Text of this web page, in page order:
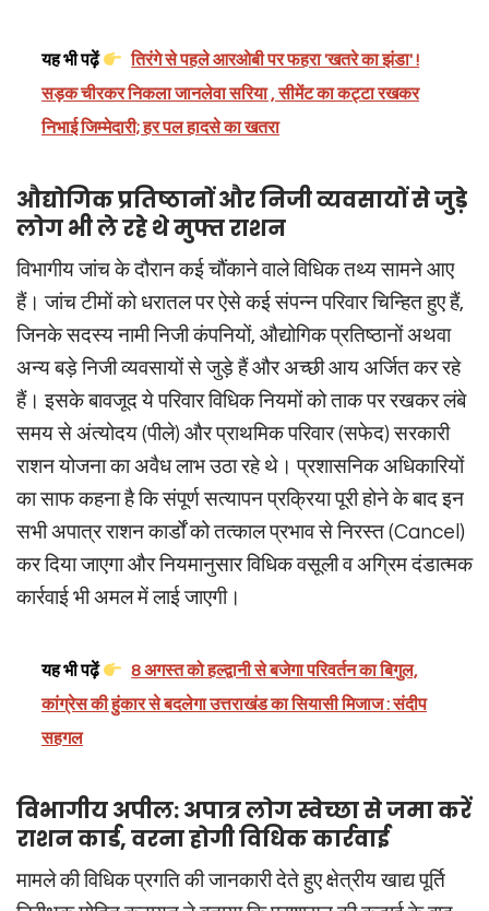
यह भी पढ़ें
तिरंगे से पहले आरओबी पर फहरा 'खतरे का झंडा' !
सड़क चीरकर निकला जानलेवा सरिया , सीमेंट का कट्टा रखकर
निभाई जिम्मेदारी; हर पल हादसे का खतरा
औद्योगिक प्रतिष्ठानों और निजी व्यवसायों से जुड़े
लोग भी ले रहे थे मुफ्त राशन
विभागीय जांच के दौरान कई चौंकाने वाले विधिक तथ्य सामने आए
हैं। जांच टीमों को धरातल पर ऐसे कई संपन्न परिवार चिन्हित हुए हैं,
जिनके सदस्य नामी निजी कंपनियों, औद्योगिक प्रतिष्ठानों अथवा
अन्य बड़े निजी व्यवसायों से जुड़े हैं और अच्छी आय अर्जित कर रहे
हैं। इसके बावजूद ये परिवार विधिक नियमों को ताक पर रखकर लंबे
समय से अंत्योदय (पीले) और प्राथमिक परिवार (सफेद) सरकारी
राशन योजना का अवैध लाभ उठा रहे थे। प्रशासनिक अधिकारियों
का साफ कहना है कि संपूर्ण सत्यापन प्रक्रिया पूरी होने के बाद इन
सभी अपात्र राशन कार्डों को तत्काल प्रभाव से निरस्त (Cancel)
कर दिया जाएगा और नियमानुसार विधिक वसूली व अग्रिम दंडात्मक
कार्रवाई भी अमल में लाई जाएगी।
यह भी पढ़ें
8 अगस्त को हल्द्वानी से बजेगा परिवर्तन का बिगुल,
कांग्रेस की हुंकार से बदलेगा उत्तराखंड का सियासी मिजाज : संदीप
सहगल
विभागीय अपील: अपात्र लोग स्वेच्छा से जमा करें
राशन कार्ड, वरना होगी विधिक कार्रवाई
मामले की विधिक प्रगति की जानकारी देते हुए क्षेत्रीय खाद्य पूर्ति